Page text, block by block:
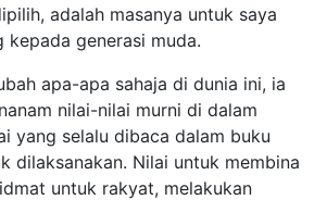
adalah masanya untuk saya
kepada generasi muda.
apa-apa sahaja di dunia ini, ia
nilai-nilai murni di dalam
yang selalu dibaca dalam buku
dilaksanakan. Nilai untuk membina
untuk rakyat, melakukan